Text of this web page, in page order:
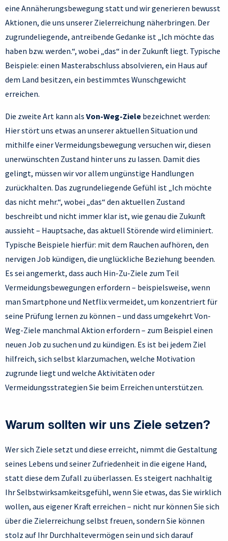
eine Annäherungsbewegung statt und wir generieren bewusst
Aktionen, die uns unserer Zielerreichung näherbringen. Der
zugrundeliegende, antreibende Gedanke ist „Ich möchte das
haben bzw. werden.“, wobei „das“ in der Zukunft liegt. Typische
Beispiele: einen Masterabschluss absolvieren, ein Haus auf
dem Land besitzen, ein bestimmtes Wunschgewicht
erreichen.
Die zweite Art kann als Von-Weg-Ziele bezeichnet werden:
Hier stört uns etwas an unserer aktuellen Situation und
mithilfe einer Vermeidungsbewegung versuchen wir, diesen
unerwünschten Zustand hinter uns zu lassen. Damit dies
gelingt, müssen wir vor allem ungünstige Handlungen
zurückhalten. Das zugrundeliegende Gefühl ist „Ich möchte
das nicht mehr.“, wobei „das“ den aktuellen Zustand
beschreibt und nicht immer klar ist, wie genau die Zukunft
aussieht – Hauptsache, das aktuell Störende wird eliminiert.
Typische Beispiele hierfür: mit dem Rauchen aufhören, den
nervigen Job kündigen, die unglückliche Beziehung beenden.
Es sei angemerkt, dass auch Hin-Zu-Ziele zum Teil
Vermeidungsbewegungen erfordern – beispielsweise, wenn
man Smartphone und Netflix vermeidet, um konzentriert für
seine Prüfung lernen zu können – und dass umgekehrt Von-
Weg-Ziele manchmal Aktion erfordern – zum Beispiel einen
neuen Job zu suchen und zu kündigen. Es ist bei jedem Ziel
hilfreich, sich selbst klarzumachen, welche Motivation
zugrunde liegt und welche Aktivitäten oder
Vermeidungsstrategien Sie beim Erreichen unterstützen.
Warum sollten wir uns Ziele setzen?
Wer sich Ziele setzt und diese erreicht, nimmt die Gestaltung
seines Lebens und seiner Zufriedenheit in die eigene Hand,
statt diese dem Zufall zu überlassen. Es steigert nachhaltig
Ihr Selbstwirksamkeitsgefühl, wenn Sie etwas, das Sie wirklich
wollen, aus eigener Kraft erreichen – nicht nur können Sie sich
über die Zielerreichung selbst freuen, sondern Sie können
stolz auf Ihr Durchhaltevermögen sein und sich darauf